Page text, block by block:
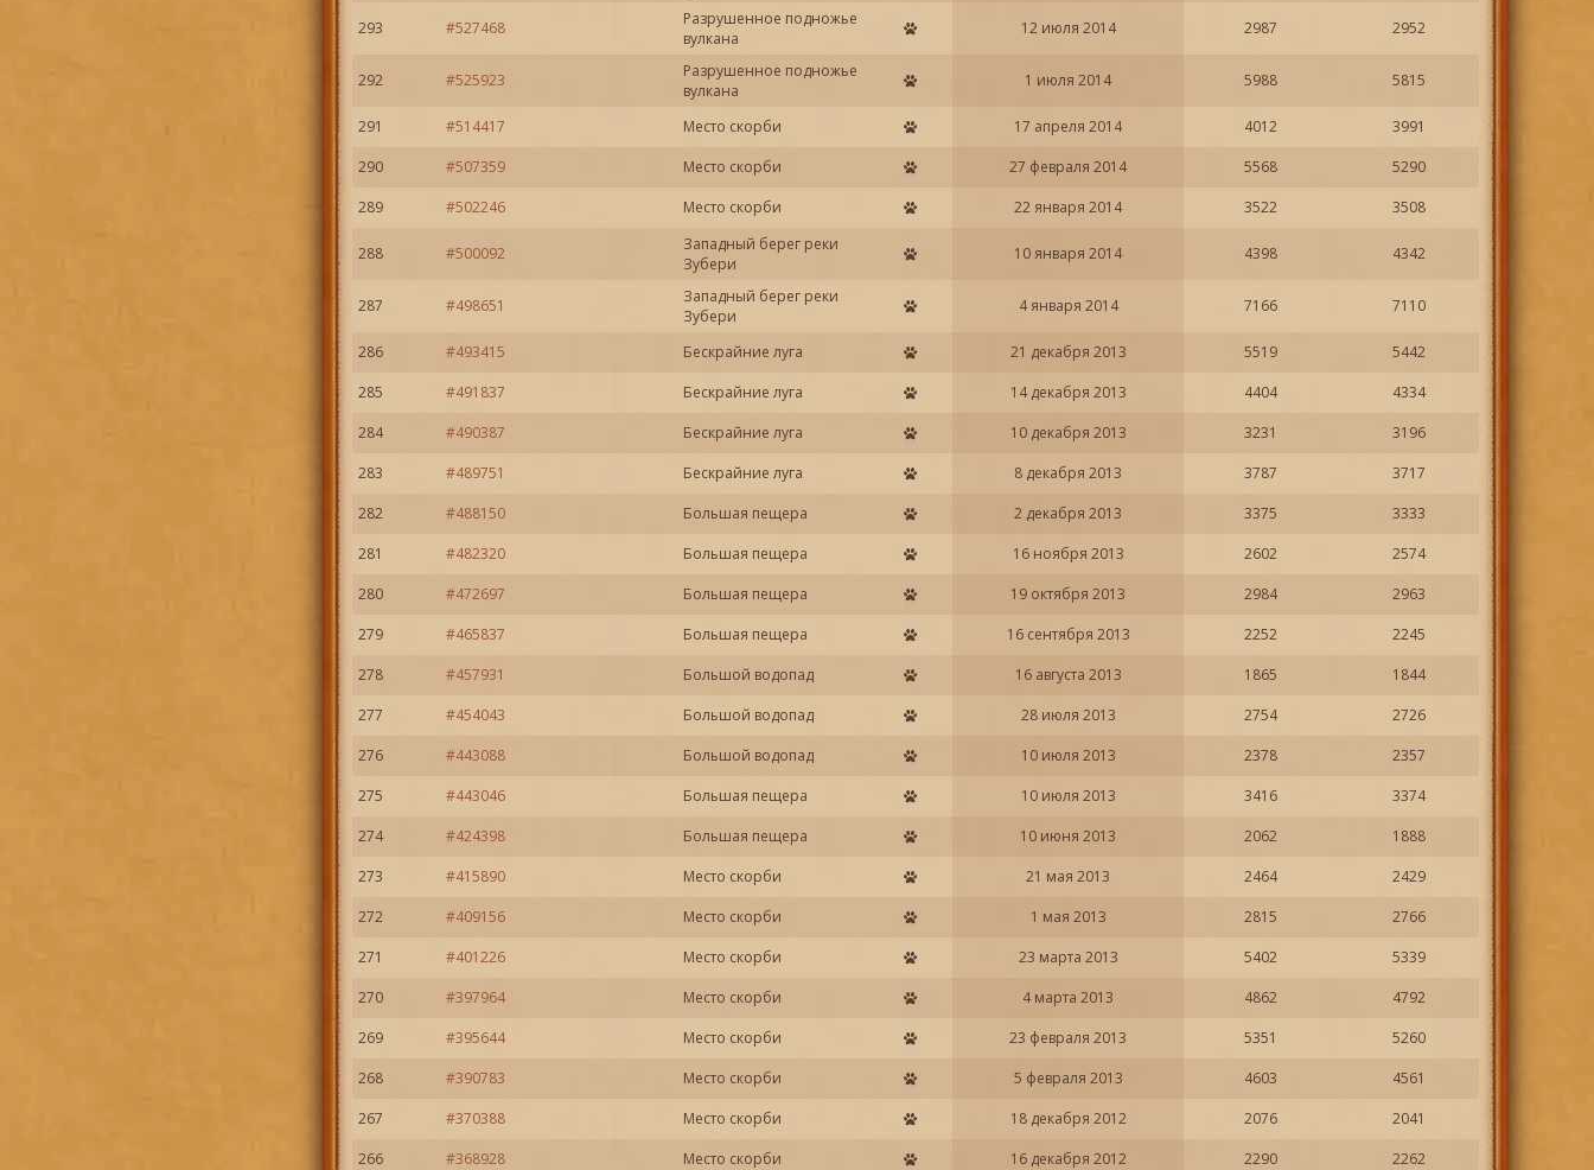
293 #527468
Разрушенное подножье
вулкана
12 июля 2014 2987 2952
292 #525923
Разрушенное подножье
вулкана
1 июля 2014 5988 5815
291 #514417 Место скорби 17 апреля 2014 4012
3991
290
#507359 Место скорби 27 февраля 2014 5568
5290
289
#502246 Место скорби 22 января 2014 3522 3508
288 #500092
Западный берег реки
Зубери
10 января 2014 4398 4342
287 #498651
Западный берег реки
Зубери
4 января 2014 7166 7110
286 #493415 Бескрайние луга 21 декабря 2013 5519
5442
285
#491837 Бескрайние луга 14 декабря 2013 4404
4334
284
#490387 Бескрайние луга 10 декабря 2013 3231
3196
283
#489751 Бескрайние луга 8 декабря 2013 3787
3717
282
#488150 Большая пещера 2 декабря 2013 3375
3333
281
#482320 Большая пещера 16 ноября 2013 2602
2574
280
#472697 Большая пещера 19 октября 2013 2984
2963
279
#465837 Большая пещера 16 сентября 2013 2252
2245
278
#457931 Большой водопад 16 августа 2013 1865
1844
277
#454043 Большой водопад 28 июля 2013 2754
2726
276
#443088 Большой водопад 10 июля 2013 2378
2357
275
#443046 Большая пещера 10 июля 2013 3416
3374
274
#424398 Большая пещера 10 июня 2013 2062
1888
273
#415890 Место скорби 21 мая 2013 2464
2429
272
#409156 Место скорби 1 мая 2013 2815
2766
271
#401226 Место скорби 23 марта 2013 5402
5339
270
#397964 Место скорби 4 марта 2013 4862
4792
269
#395644 Место скорби 23 февраля 2013 5351
5260
268
#390783 Место скорби 5 февраля 2013 4603
4561
267
#370388 Место скорби 18 декабря 2012 2076
2041
266
#368928 Место скорби 16 декабря 2012 2290 2262